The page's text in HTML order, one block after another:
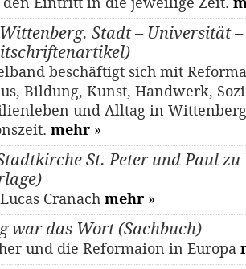
Stadt – Universität
beschäftigt sich mit
Bildung, Kunst, Handwerk,
und Alltag in
mehr »
St. Peter und Paul
Cranach mehr »
war das Wort (Sachbuch)
und die Reformaion in Europa